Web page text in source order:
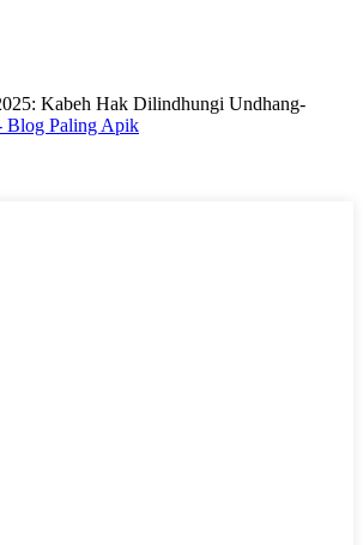
Kabeh Hak Dilindhungi Undhang-
Blog Paling Apik